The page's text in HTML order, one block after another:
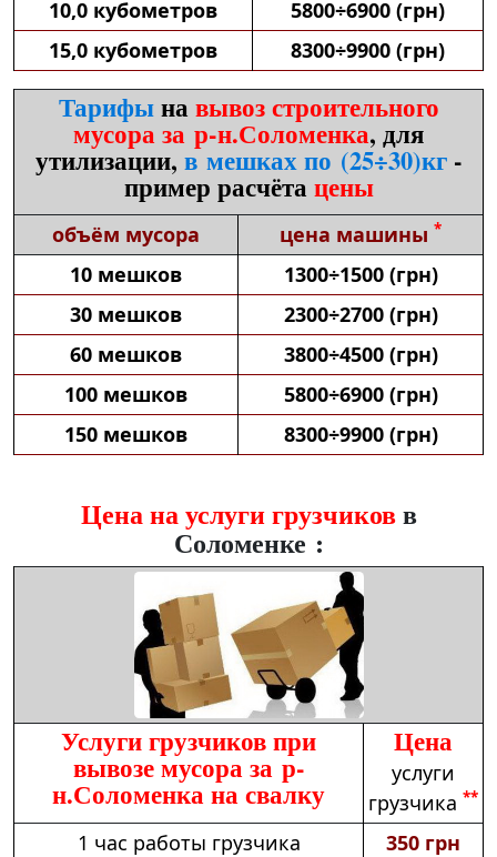
10,0 кубометров
5800÷6900 (грн)
15,0 кубометров
8300÷9900 (грн)
Тарифынавывоз строительного
мусора за р-н.Соломенка, для
утилизации, в мешках по (25÷30)кг-
пример расчётацены
объём мусора цена машины *
10 мешков
1300÷1500 (грн)
30 мешков
2300÷2700 (грн)
60 мешков
3800÷4500 (грн)
100 мешков
5800÷6900 (грн)
150 мешков
8300÷9900 (грн)
Цена на услуги грузчиковв
Соломенке :
Услуги грузчиков при
вывозе мусора за р-
н.Соломенка на свалку
Цена
услуги
грузчика **
1 час работы грузчика
350 грн